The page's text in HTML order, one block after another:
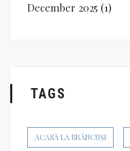
December 2025 (1)
TAGS
ACASĂ LA BRÂNCUȘI